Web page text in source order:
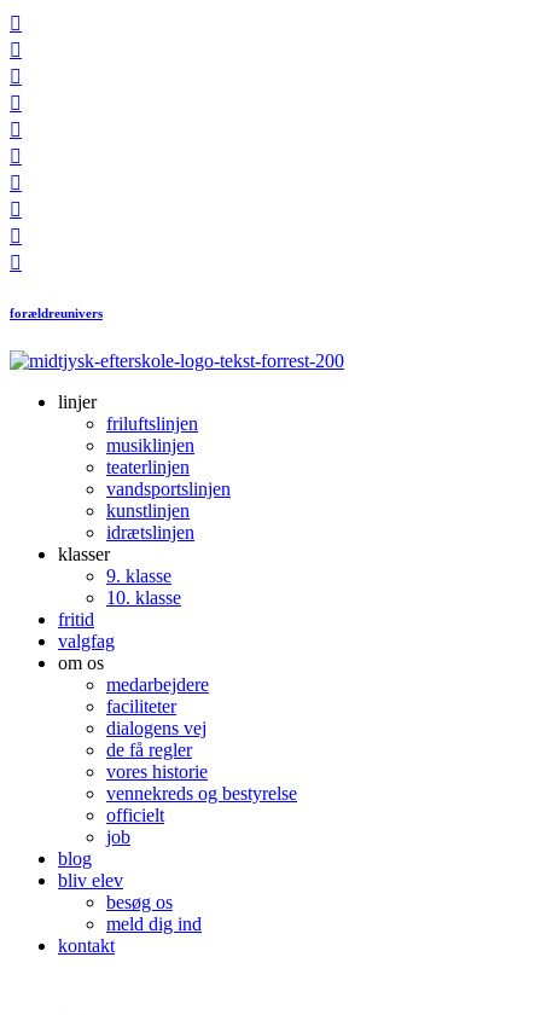










forældreunivers
linjer
friluftslinjen
musiklinjen
teaterlinjen
vandsportslinjen
kunstlinjen
idrætslinjen
klasser
9. klasse
10. klasse
fritid
valgfag
om os
medarbejdere
faciliteter
dialogens vej
de få regler
vores historie
vennekreds og bestyrelse
officielt
job
blog
bliv elev
besøg os
meld dig ind
kontakt